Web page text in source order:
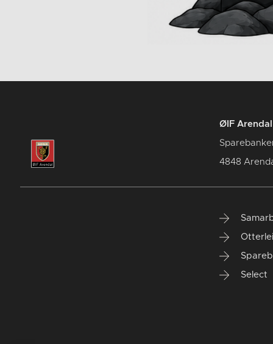
ØIF
4848
Select